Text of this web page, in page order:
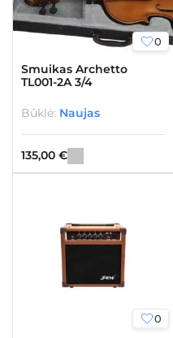
0
Smuikas Archetto
TL001-2A 3/4
Būklė: Naujas
135,00 €
0